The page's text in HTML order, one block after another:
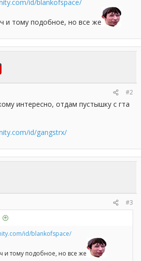
id/blankofspace/
и тому подобное, но все же
#2
интересно, отдам пустышку с гта
id/gangstrx/
#3
id/blankofspace/
и тому подобное, но все же